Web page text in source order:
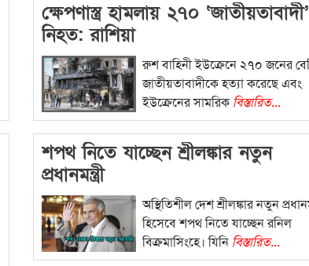
ক্ষেপণাস্ত্র হামলায় ২৭০ ‘জাতীয়তাবাদী’
নিহত: রাশিয়া
রুশ বাহিনী ইউক্রেনে ২৭০ জনের
জাতীয়তাবাদীকে হত্যা করেছে এবং
ইউক্রেনের সামরিক বিস্তারিত...
শপথ নিতে যাচ্ছেন শ্রীলঙ্কার নতুন
প্রধানমন্ত্রী
অস্থিতিশীল দেশ শ্রীলঙ্কার নতুন
হিসেবে শপথ নিতে যাচ্ছেন রনিল
বিক্রমাসিংহে। যিনি বিস্তারিত...